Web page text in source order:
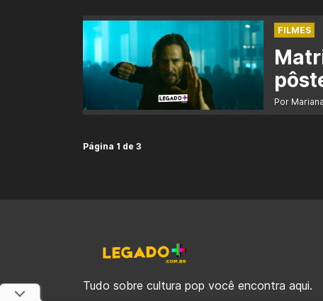
FILMES
Por Mariana
Página 1 de 3
Tudo sobre cultura pop você encontra aqui.